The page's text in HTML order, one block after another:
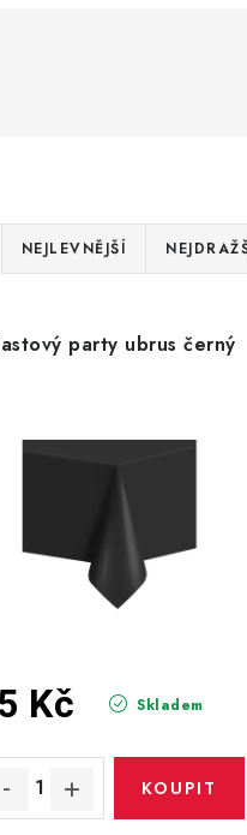
NEJLEVNĚJŠÍ
party ubrus černý
Skladem
Kč